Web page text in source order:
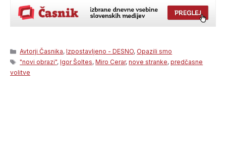
Categories
Avtorji Časnika,Izpostavljeno - DESNO, Opazili smo
Tags
"novi obrazi",Igor Šoltes,Miro Cerar,nove stranke,predčasne
volitve